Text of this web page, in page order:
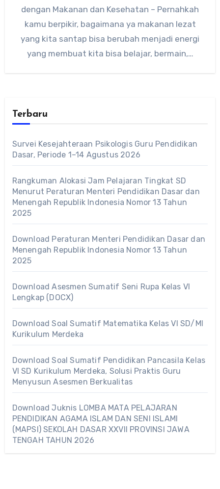
dengan Makanan dan Kesehatan – Pernahkah
kamu berpikir, bagaimana ya makanan lezat
yang kita santap bisa berubah menjadi energi
yang membuat kita bisa belajar, bermain,…
Terbaru
Survei Kesejahteraan Psikologis Guru Pendidikan
Dasar, Periode 1–14 Agustus 2026
Rangkuman Alokasi Jam Pelajaran Tingkat SD
Menurut Peraturan Menteri Pendidikan Dasar dan
Menengah Republik Indonesia Nomor 13 Tahun
2025
Download Peraturan Menteri Pendidikan Dasar dan
Menengah Republik Indonesia Nomor 13 Tahun
2025
Download Asesmen Sumatif Seni Rupa Kelas VI
Lengkap (DOCX)
Download Soal Sumatif Matematika Kelas VI SD/MI
Kurikulum Merdeka
Download Soal Sumatif Pendidikan Pancasila Kelas
VI SD Kurikulum Merdeka, Solusi Praktis Guru
Menyusun Asesmen Berkualitas
Download Juknis LOMBA MATA PELAJARAN
PENDIDIKAN AGAMA ISLAM DAN SENI ISLAMI
(MAPSI) SEKOLAH DASAR XXVII PROVINSI JAWA
TENGAH TAHUN 2026